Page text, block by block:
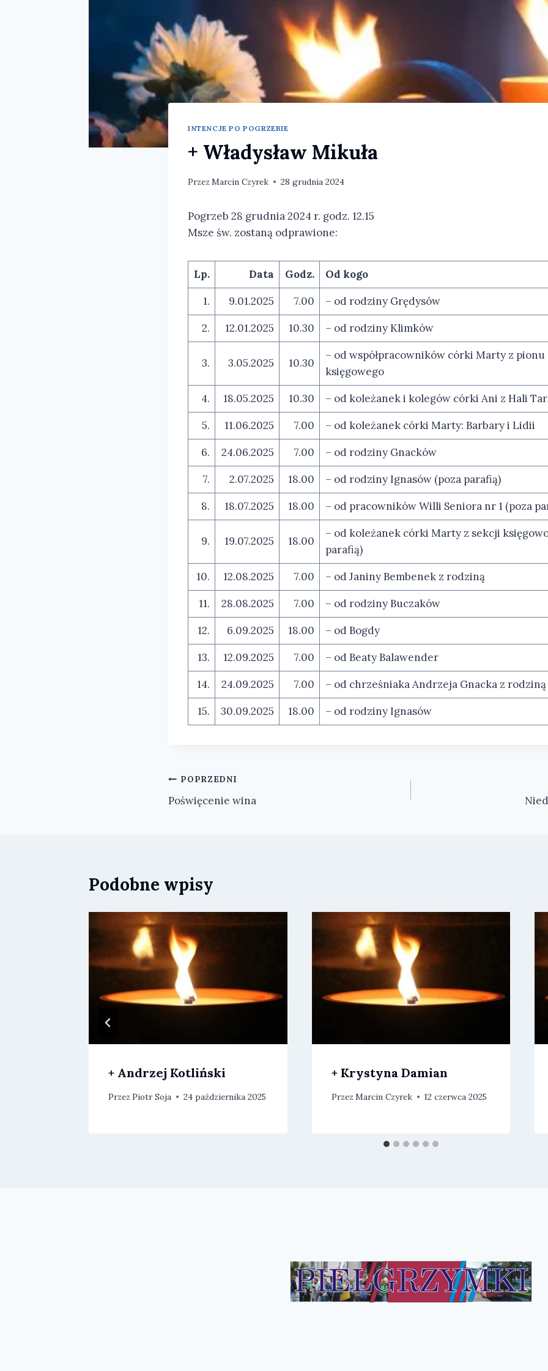
INTENCJE PO POGRZEBIE
+ Władysław Mikuła
Przez Marcin Czyrek 28 grudnia 2024
Pogrzeb 28 grudnia 2024 r. godz. 12.15
Msze św. zostaną odprawione:
Lp. Data Godz.
Od kogo
1.
9.01.2025 7.00
– od rodziny Grędysów
2.
12.01.2025 10.30 – od rodziny Klimków
3. 3.05.2025 10.30
– od współpracowników córki Marty z pionu
księgowego
4.
18.05.2025 10.30
– od koleżanek i kolegów córki Ani z Hali
5.
11.06.2025 7.00
– od koleżanek córki Marty: Barbary i Lidii
6.
24.06.2025 7.00
– od rodziny Gnacków
7.
2.07.2025 18.00
– od rodziny Ignasów (poza parafią)
8.
18.07.2025 18.00 – od pracowników Willi Seniora nr 1 (poza
9. 19.07.2025 18.00
– od koleżanek córki Marty z sekcji
parafią)
10.
12.08.2025 7.00
– od Janiny Bembenek z rodziną
11.
28.08.2025 7.00
– od rodziny Buczaków
12.
6.09.2025 18.00
– od Bogdy
13.
12.09.2025 7.00
– od Beaty Balawender
14.
24.09.2025 7.00
– od chrześniaka Andrzeja Gnacka z rodziną
15.
30.09.2025 18.00 – od rodziny Ignasów
Nawigacja
wpisu
POPRZEDNI
Poświęcenie wina
Podobne wpisy
+ Andrzej Kotliński
Przez Piotr Soja 24 października 2025
+ Krystyna Damian
Przez Marcin Czyrek 12 czerwca 2025